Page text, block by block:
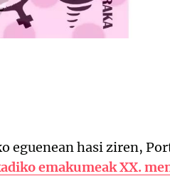
eguenean hasi ziren,
emakumeak XX.